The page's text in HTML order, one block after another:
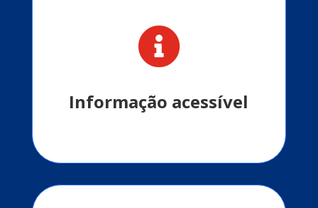

Informação acessível
Distribuição de materiais educativos
sobre saúde, nutrição e autocuidado.